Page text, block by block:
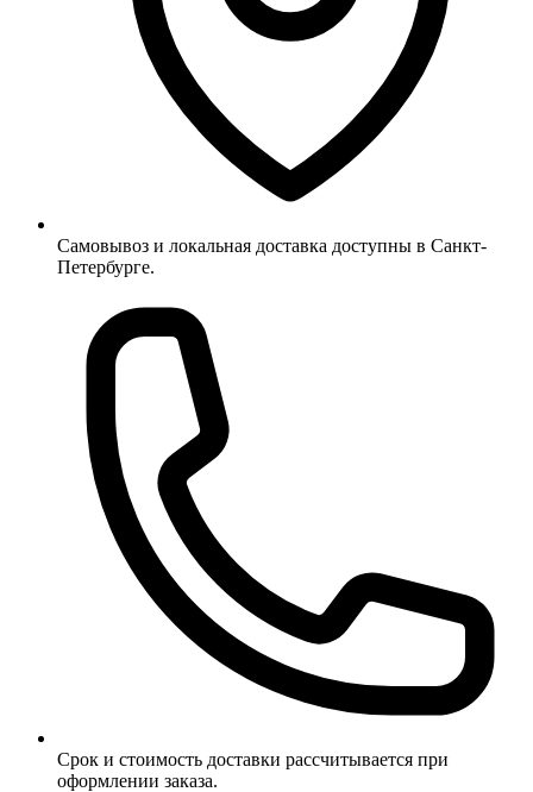
Самовывоз и локальная доставка доступны в Санкт-
Петербурге.
Срок и стоимость доставки рассчитывается при
оформлении заказа.